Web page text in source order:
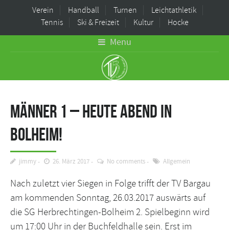
Verein Handball Turnen
Leichtathletik
Tennis
Ski & Freizeit Kultur Hocke
Menu
Männer 1 – Heute Abend in
Bolheim!
jimmy 26. März 2017 No comments Allgemein
Nach zuletzt vier Siegen in Folge trifft der TV Bargau
am kommenden Sonntag, 26.03.2017 auswärts auf
die SG Herbrechtingen-Bolheim 2. Spielbeginn wird
um 17:00 Uhr in der Buchfeldhalle sein. Erst im